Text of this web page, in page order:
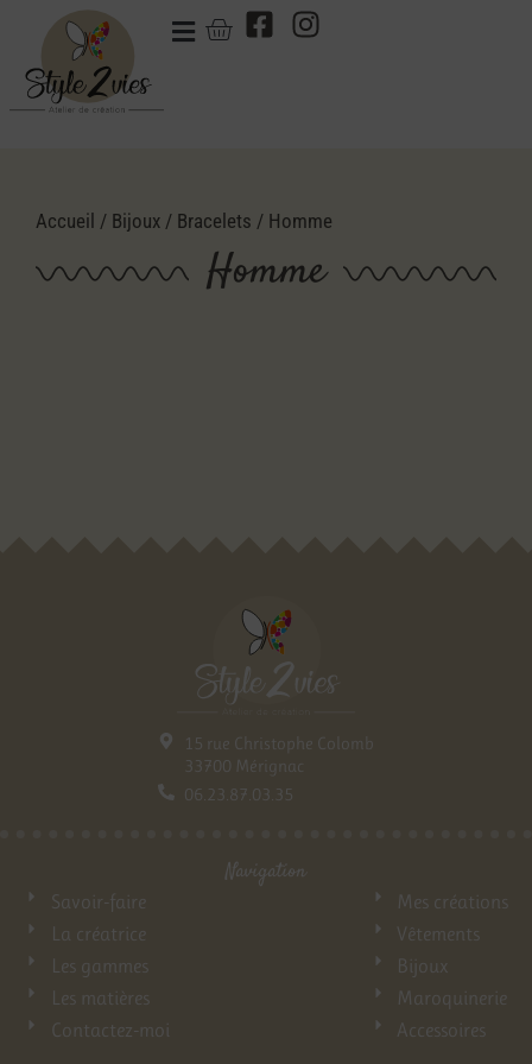
Accueil / Bijoux / Bracelets / Homme
Homme
15 rue Christophe Colomb
33700 Mérignac
06.23.87.03.35
Navigation
Savoir-faire
La créatrice
Les gammes
Les matières
Contactez-moi
Mes créations
Vêtements
Bijoux
Maroquinerie
Accessoires